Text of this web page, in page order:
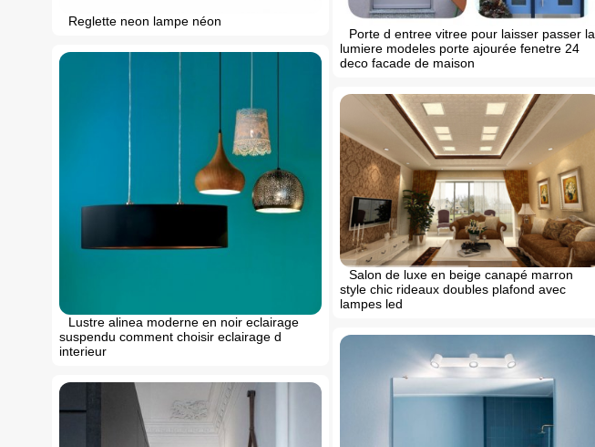
Reglette neon lampe néon
Porte d entree vitree pour laisser passer la
lumiere modeles porte ajourée fenetre 24
deco facade de maison
Lustre alinea moderne en noir eclairage
suspendu comment choisir eclairage d
interieur
Salon de luxe en beige canapé marron
style chic rideaux doubles plafond avec
lampes led